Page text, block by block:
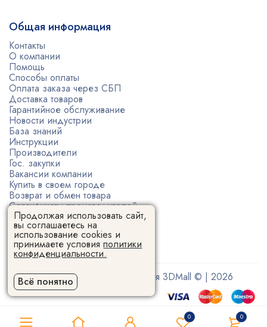
0 0
Общая информация
Контакты
О компании
Помощь
Способы оплаты
Оплата заказа через СБП
Доставка товаров
Гарантийное обслуживание
Новости индустрии
База знаний
Инструкции
Производители
Гос. закупки
Вакансии компании
Купить в своем городе
Возврат и обмен товара
Сертификаты производителей
Политика конфиденциальности
Пользовательское соглашение
Поставщик 3D-оборудования 3DMall © | 2026
Продолжая использовать сайт,
вы соглашаетесь на
использование cookies и
принимаете условияполитики
конфиденциальности.
Всё понятно